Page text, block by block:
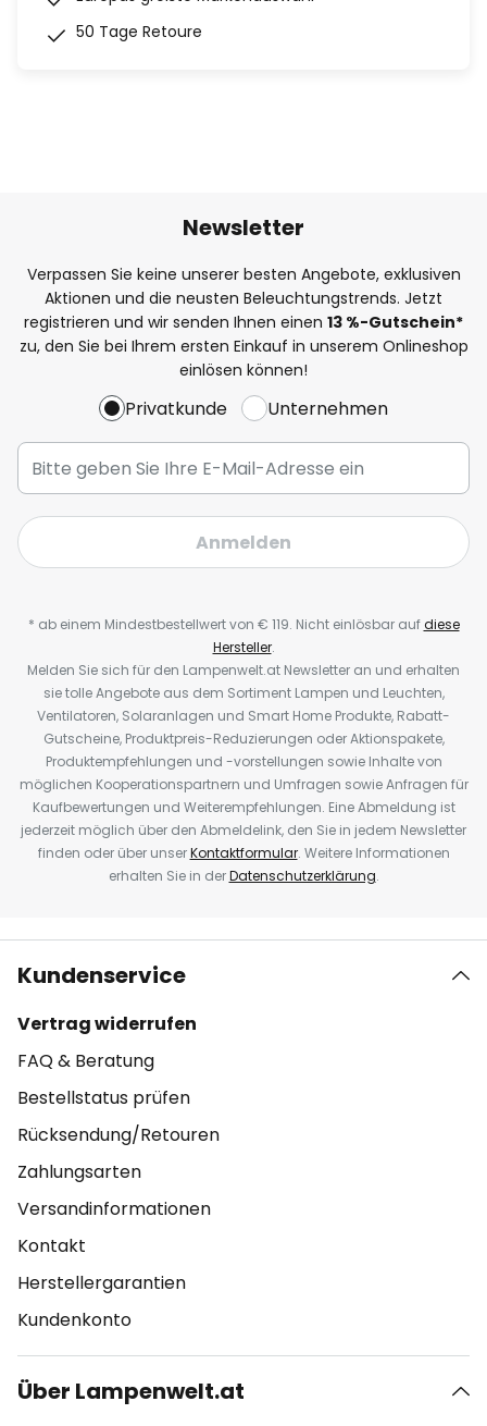
50 Tage Retoure
Newsletter
Verpassen Sie keine unserer besten Angebote, exklusiven
Aktionen und die neusten Beleuchtungstrends. Jetzt
registrieren und wir senden Ihnen einen 13 %-Gutschein*
zu, den Sie bei Ihrem ersten Einkauf in unserem Onlineshop
einlösen können!
Privatkunde Unternehmen
Anmelden
* ab einem Mindestbestellwert von € 119. Nicht einlösbar aufdiese
Hersteller.
Melden Sie sich für den Lampenwelt.at Newsletter an und erhalten
sie tolle Angebote aus dem Sortiment Lampen und Leuchten,
Ventilatoren, Solaranlagen und Smart Home Produkte, Rabatt-
Gutscheine, Produktpreis-Reduzierungen oder Aktionspakete,
Produktempfehlungen und -vorstellungen sowie Inhalte von
möglichen Kooperationspartnern und Umfragen sowie Anfragen für
Kaufbewertungen und Weiterempfehlungen. Eine Abmeldung ist
jederzeit möglich über den Abmeldelink, den Sie in jedem Newsletter
finden oder über unserKontaktformular. Weitere Informationen
erhalten Sie in derDatenschutzerklärung.
Kundenservice
Vertrag widerrufen
FAQ & Beratung
Bestellstatus prüfen
Rücksendung/Retouren
Zahlungsarten
Versandinformationen
Kontakt
Herstellergarantien
Kundenkonto
Über Lampenwelt.at